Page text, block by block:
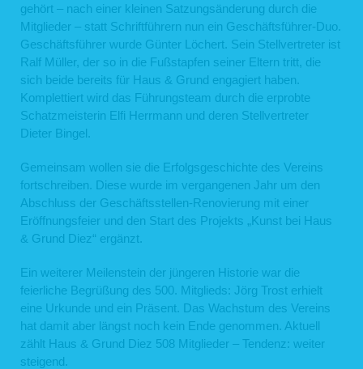
gehört – nach einer kleinen Satzungsänderung durch die
Mitglieder – statt Schriftführern nun ein Geschäftsführer-Duo.
Geschäftsführer wurde Günter Löchert. Sein Stellvertreter ist
Ralf Müller, der so in die Fußstapfen seiner Eltern tritt, die
sich beide bereits für Haus & Grund engagiert haben.
Komplettiert wird das Führungsteam durch die erprobte
Schatzmeisterin Elfi Herrmann und deren Stellvertreter
Dieter Bingel.
Gemeinsam wollen sie die Erfolgsgeschichte des Vereins
fortschreiben. Diese wurde im vergangenen Jahr um den
Abschluss der Geschäftsstellen-Renovierung mit einer
Eröffnungsfeier und den Start des Projekts „Kunst bei Haus
& Grund Diez“ ergänzt.
Ein weiterer Meilenstein der jüngeren Historie war die
feierliche Begrüßung des 500. Mitglieds: Jörg Trost erhielt
eine Urkunde und ein Präsent. Das Wachstum des Vereins
hat damit aber längst noch kein Ende genommen. Aktuell
zählt Haus & Grund Diez 508 Mitglieder – Tendenz: weiter
steigend.